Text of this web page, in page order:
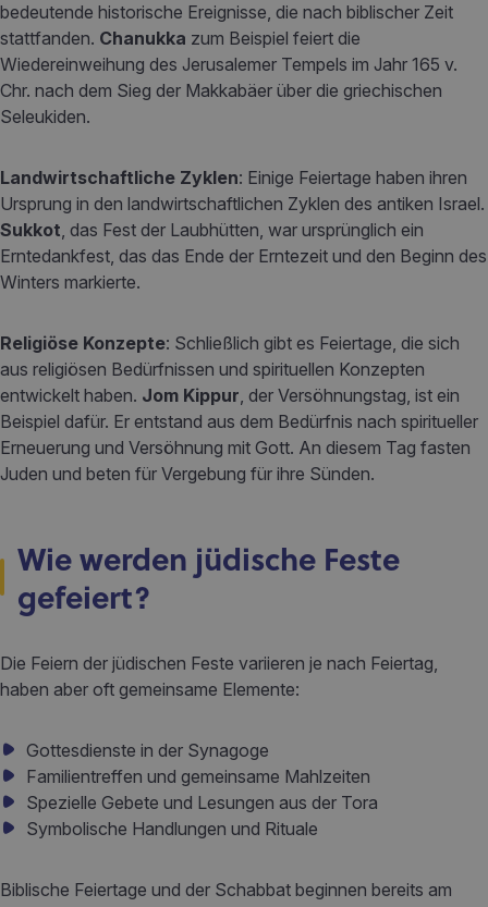
bedeutende historische Ereignisse, die nach biblischer Zeit
stattfanden. Chanukka zum Beispiel feiert die
Wiedereinweihung des Jerusalemer Tempels im Jahr 165 v.
Chr. nach dem Sieg der Makkabäer über die griechischen
Seleukiden.
Landwirtschaftliche Zyklen: Einige Feiertage haben ihren
Ursprung in den landwirtschaftlichen Zyklen des antiken Israel.
Sukkot, das Fest der Laubhütten, war ursprünglich ein
Erntedankfest, das das Ende der Erntezeit und den Beginn des
Winters markierte.
Religiöse Konzepte: Schließlich gibt es Feiertage, die sich
aus religiösen Bedürfnissen und spirituellen Konzepten
entwickelt haben. Jom Kippur, der Versöhnungstag, ist ein
Beispiel dafür. Er entstand aus dem Bedürfnis nach spiritueller
Erneuerung und Versöhnung mit Gott. An diesem Tag fasten
Juden und beten für Vergebung für ihre Sünden.
Wie werden jüdische Feste
gefeiert?
Die Feiern der jüdischen Feste variieren je nach Feiertag,
haben aber oft gemeinsame Elemente:
Gottesdienste in der Synagoge
Familientreffen und gemeinsame Mahlzeiten
Spezielle Gebete und Lesungen aus der Tora
Symbolische Handlungen und Rituale
Biblische Feiertage und der Schabbat beginnen bereits am